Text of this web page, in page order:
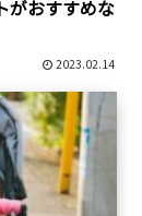
がおすすめな
2023.02.14